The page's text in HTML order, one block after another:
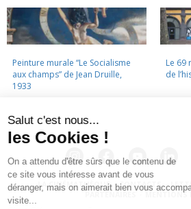
Peinture murale “Le Socialisme
aux champs” de Jean Druille,
1933
Le 69
de
LA CINÉMATHÈQUE CONTACTS ·
PARTENAIRES · MENTIONS